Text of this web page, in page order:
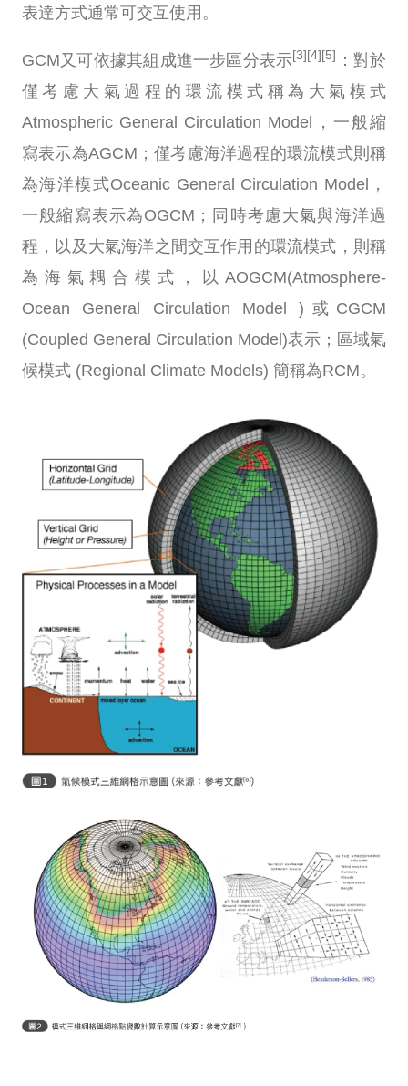
表達方式通常可交互使用。
GCM又可依據其組成進一步區分表示[3][4][5]
：對於
僅考慮大氣過程的環流模式稱為大氣模式
Atmospheric General Circulation Model，一般縮
寫表示為AGCM；僅考慮海洋過程的環流模式則稱
為海洋模式Oceanic General Circulation Model，
一般縮寫表示為OGCM；同時考慮大氣與海洋過
程，以及大氣海洋之間交互作用的環流模式，則稱
為海氣耦合模式，以AOGCM(Atmosphere-
Ocean General Circulation Model )或CGCM
(Coupled General Circulation Model)表示；區域氣
候模式 (Regional Climate Models) 簡稱為RCM。